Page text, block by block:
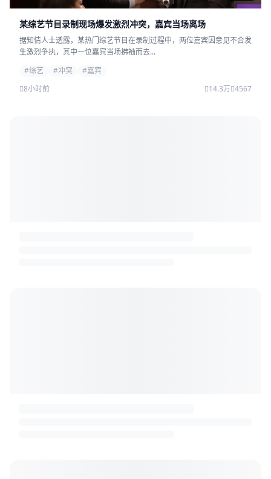
某综艺节目录制现场爆发激烈冲突，嘉宾当场离场
据知情人士透露，某热门综艺节目在录制过程中，两位嘉宾因意见不合发
生激烈争执，其中一位嘉宾当场拂袖而去...
#综艺
#冲突
#嘉宾
8小时前
14.3万 4567